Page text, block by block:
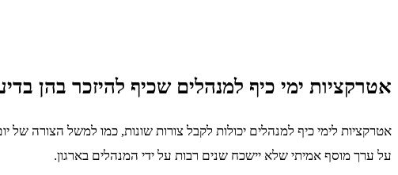
אטרקציות ימי כיף למנהלים שכיף להיזכר בהן
אטרקציות לימי כיף למנהלים יכולות לקבל צורות שונות, כמו למשל הצורה
על ערך מוסף אמיתי שלא יישכח שנים רבות על ידי המנהלים בארגון.